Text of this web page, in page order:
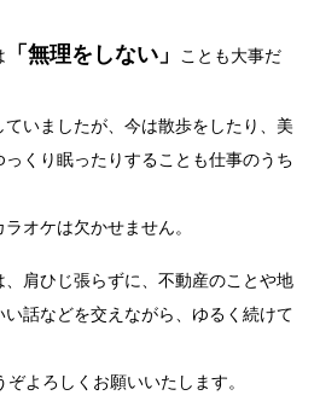
「無理をしない」
ことも大事だ
いましたが、今は散歩をしたり、美
くり眠ったりすることも仕事のうち
オケは欠かせません。
肩ひじ張らずに、不動産のことや地
話などを交えながら、ゆるく続けて
よろしくお願いいたします。